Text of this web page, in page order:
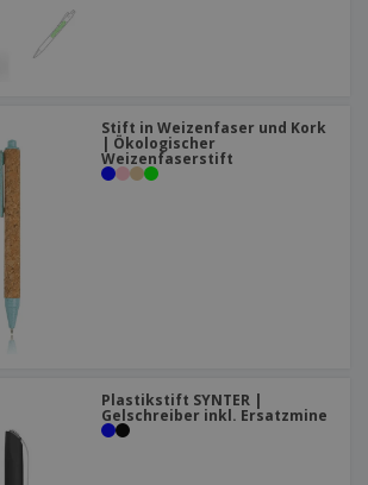
Stift in Weizenfaser und Kork
| Ökologischer
Weizenfaserstift
Plastikstift SYNTER |
Gelschreiber inkl. Ersatzmine